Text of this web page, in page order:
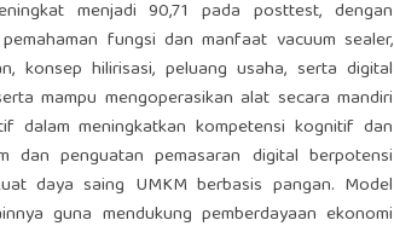
menjadi 90,71 pada posttest, dengan
fungsi dan manfaat vacuum sealer,
konsep hilirisasi, peluang usaha, serta digital
mampu mengoperasikan alat secara mandiri
dalam meningkatkan kompetensi kognitif dan
dan penguatan pemasaran digital berpotensi
daya saing UMKM berbasis pangan. Model
guna mendukung pemberdayaan ekonomi